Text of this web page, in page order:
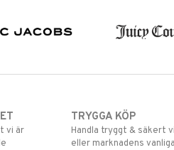
vi är
TRYGGA KÖP
Handla tryggt & säkert
eller marknadens